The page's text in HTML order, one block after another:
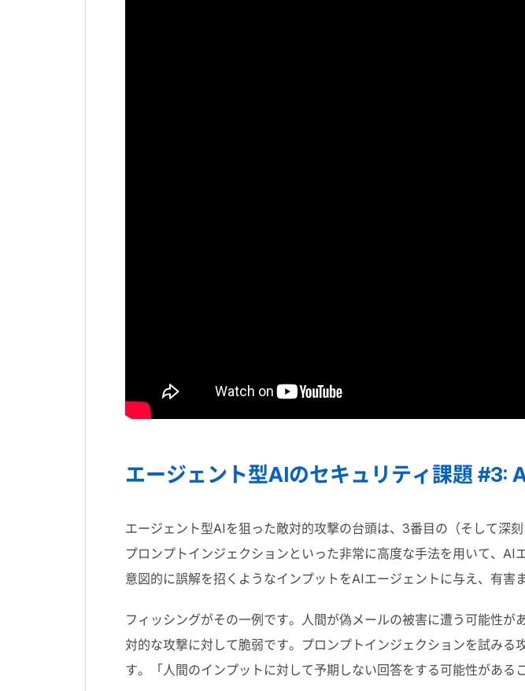
エージェント型AIのセキュリティ課題 #3:
エージェント型AIを狙った敵対的攻撃の台頭は、 3番目の（そして深
プロンプトインジェクションといった非常に高度な手法を用いて、 AI
意図的に誤解を招くようなインプットをAIエージェントに与え、有害
フィッシングがその一例です。人間が偽メールの被害に遭う可能性が
対的な攻撃に対して脆弱です。プロンプトインジェクションを試みる攻
す。「人間のインプットに対して予期しない回答をする可能性がある